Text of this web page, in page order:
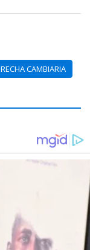
CAMBIARIA